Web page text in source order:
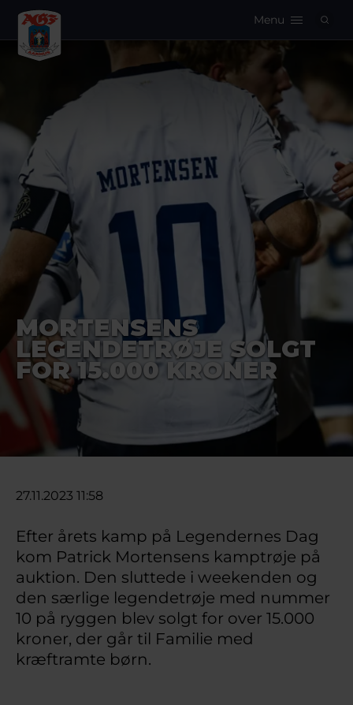
Menu
MORTENSENS
LEGENDETRØJE SOLGT
FOR 15.000 KRONER
27.11.2023 11:58
Efter årets kamp på Legendernes Dag
kom Patrick Mortensens kamptrøje på
auktion. Den sluttede i weekenden og
den særlige legendetrøje med nummer
10 på ryggen blev solgt for over 15.000
kroner, der går til Familie med
kræftramte børn.